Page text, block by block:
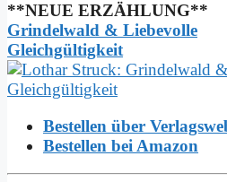
**NEUE ERZÄHLUNG**
Grindelwald & Liebevolle
Gleichgültigkeit
Bestellen über
Bestellen bei Amazon